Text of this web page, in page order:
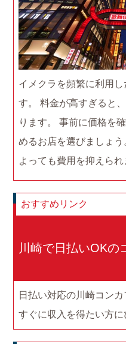
イメクラを頻繁に利用
す。 料金が高すぎると
ります。 事前に価格を
めるお店を選びましょ
よっても費用を抑えられ
おすすめリンク
川崎で日払いOKの
日払い対応の川崎コン
すぐに収入を得たい方に